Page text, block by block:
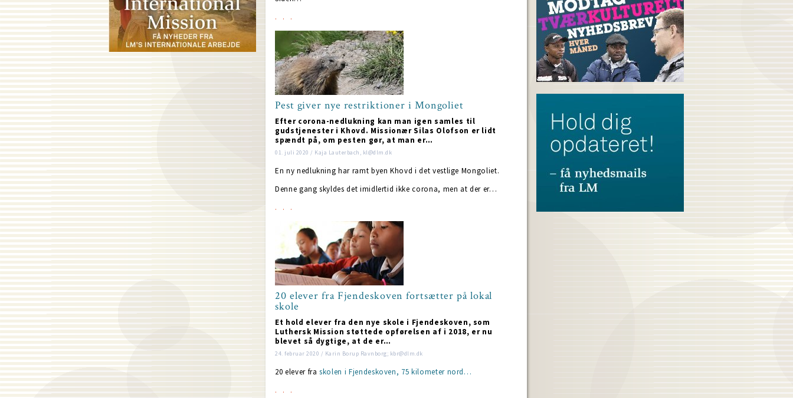
Pest giver nye restriktioner i Mongoliet
Efter corona-nedlukning kan man igen samles til
gudstjenester i Khovd. Missionær Silas Olofson er lidt
spændt på, om pesten gør, at man er…
01. juli 2020 / Kaja Lauterbach, kl@dlm.dk
En ny nedlukning har ramt byen Khovd i det vestlige Mongoliet.
Denne gang skyldes det imidlertid ikke corona, men at der er…
20 elever fra Fjendeskoven fortsætter på lokal
skole
Et hold elever fra den nye skole i Fjendeskoven, som
Luthersk Mission støttede opførelsen af i 2018, er nu
blevet så dygtige, at de er…
24. februar 2020 / Karin Borup Ravnborg; kbr@dlm.dk
20 elever fraskolen i Fjendeskoven, 75 kilometer nord…